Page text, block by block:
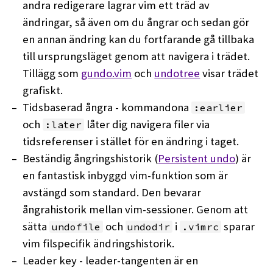
andra redigerare lagrar vim ett träd av
ändringar, så även om du ångrar och sedan gör
en annan ändring kan du fortfarande gå tillbaka
till ursprungsläget genom att navigera i trädet.
Tillägg som gundo.vim och undotree visar trädet
grafiskt.
Tidsbaserad ångra - kommandona :earlier
och :later låter dig navigera filer via
tidsreferenser i stället för en ändring i taget.
Beständig ångringshistorik (Persistent undo) är
en fantastisk inbyggd vim-funktion som är
avstängd som standard. Den bevarar
ångrahistorik mellan vim-sessioner. Genom att
sätta undofile och undodir i .vimrc sparar
vim filspecifik ändringshistorik.
Leader key - leader-tangenten är en